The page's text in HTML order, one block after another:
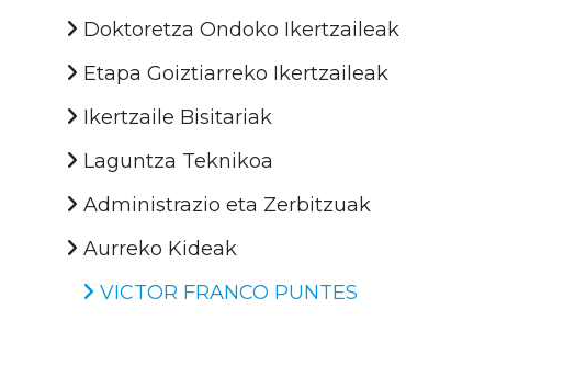
Doktoretza Ondoko Ikertzaileak
Etapa Goiztiarreko Ikertzaileak
Ikertzaile Bisitariak
Laguntza Teknikoa
Administrazio eta Zerbitzuak
Aurreko Kideak
VICTOR FRANCO PUNTES